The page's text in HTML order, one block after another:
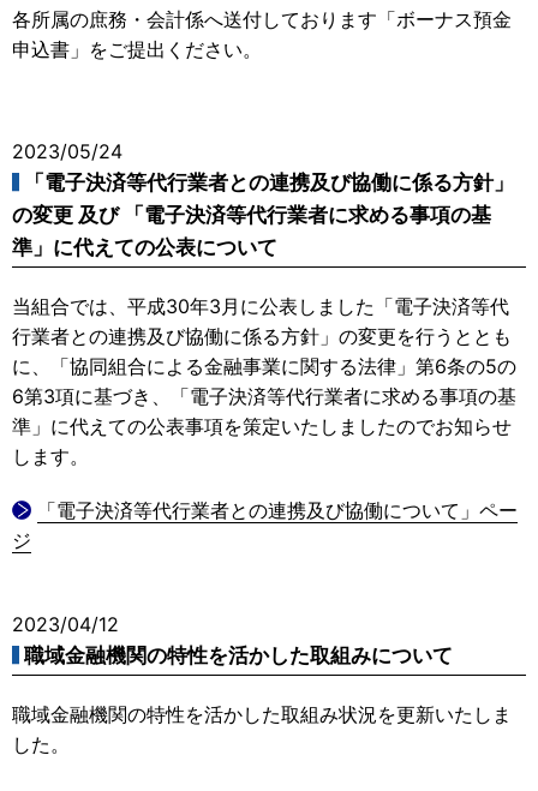
各所属の庶務・会計係へ送付しております「ボーナス預金
申込書」をご提出ください。
2023/05/24
「電子決済等代行業者との連携及び協働に係る方針」
の変更 及び 「電子決済等代行業者に求める事項の基
準」に代えての公表について
当組合では、平成30年3月に公表しました「電子決済等代
行業者との連携及び協働に係る方針」の変更を行うととも
に、「協同組合による金融事業に関する法律」第6条の5の
6第3項に基づき、「電子決済等代行業者に求める事項の基
準」に代えての公表事項を策定いたしましたのでお知らせ
します。
「電子決済等代行業者との連携及び協働について」ペー
ジ
2023/04/12
職域金融機関の特性を活かした取組みについて
職域金融機関の特性を活かした取組み状況を更新いたしま
した。